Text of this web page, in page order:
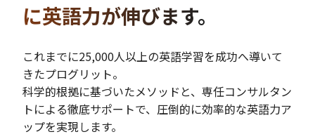
に英語力が伸びます。
これまでに25,000人以上の英語学習を成功へ導いて
きたプログリット。
科学的根拠に基づいたメソッドと、専任コンサルタン
トによる徹底サポートで、圧倒的に効率的な英語力ア
ップを実現します。